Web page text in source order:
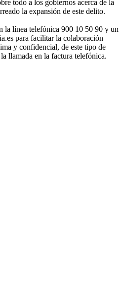
todo a los gobiernos acerca de la
la expansión de este delito.
la línea telefónica 900 10 50 90 y un
para facilitar la colaboración
y confidencial, de este tipo de
llamada en la factura telefónica.